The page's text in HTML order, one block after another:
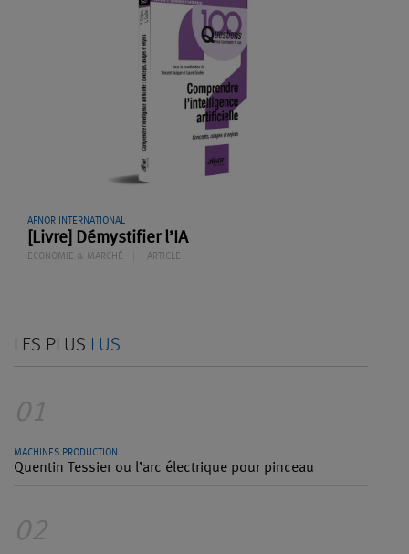
AFNOR INTERNATIONAL
[Livre] Démystifier l’IA
ECONOMIE & MARCHÉ ARTICLE
LES PLUS LUS
01
MACHINES PRODUCTION
Quentin Tessier ou l’arc électrique pour pinceau
02